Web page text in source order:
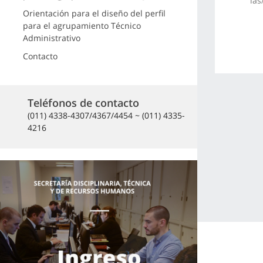
Orientación para el diseño del perfil
para el agrupamiento Técnico
Administrativo
Contacto
Teléfonos de contacto
(011) 4338-4307/4367/4454 ~ (011) 4335-
4216